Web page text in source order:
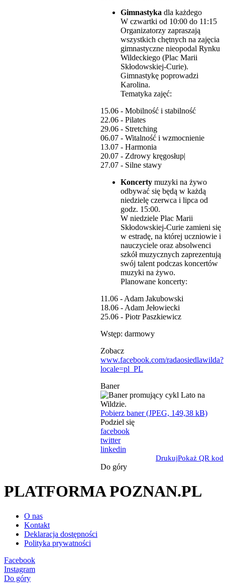
Gimnastyka dla każdego
W czwartki od 10:00 do 11:15
Organizatorzy zapraszają
wszystkich chętnych na zajęcia
gimnastyczne nieopodal Rynku
Wildeckiego (Plac Marii
Skłodowskiej-Curie).
Gimnastykę poprowadzi
Karolina.
Tematyka zajęć:
15.06 - Mobilność i stabilność
22.06 - Pilates
29.06 - Stretching
06.07 - Witalność i wzmocnienie
13.07 - Harmonia
20.07 - Zdrowy kręgosłup|
27.07 - Silne stawy
Koncerty muzyki na żywo
odbywać się będą w każdą
niedzielę czerwca i lipca od
godz. 15:00.
W niedziele Plac Marii
Skłodowskiej-Curie zamieni się
w estradę, na której uczniowie i
nauczyciele oraz absolwenci
szkół muzycznych zaprezentują
swój talent podczas koncertów
muzyki na żywo.
Planowane koncerty:
11.06 - Adam Jakubowski
18.06 - Adam Jełowiecki
25.06 - Piotr Paszkiewicz
Wstęp: darmowy
Zobacz
www.facebook.com/radaosiedlawilda?
locale=pl_PL
Baner
Pobierz baner (JPEG, 149,38 kB)
Podziel się
facebook
twitter
linkedin
DrukujPokaż QR kod
Do góry
PLATFORMA POZNAN.PL
O nas
Kontakt
Deklaracja dostępności
Polityka prywatności
Facebook
Instagram
Do góry